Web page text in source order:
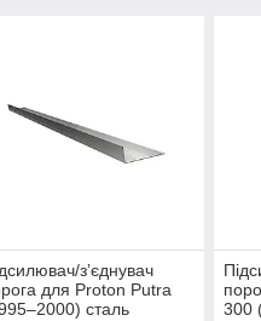
зʼєднувач
для Proton Putra
сталь
300